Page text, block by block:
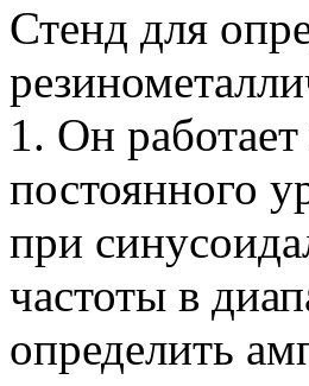
Стенд для
1. Он
постоянного
при
частоты в
определить